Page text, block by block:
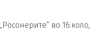
во 16.коло,